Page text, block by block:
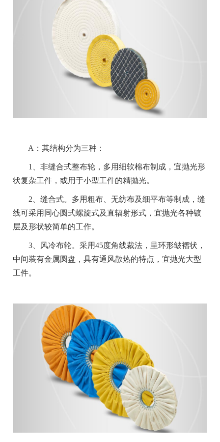
A：其结构分为三种：
1、非缝合式整布轮，多用细软棉布制成，宜抛光形
状复杂工件，或用于小型工件的精抛光。
2、缝合式。多用粗布、无纺布及细平布等制成，缝
线可采用同心圆式螺旋式及直辐射形式，宜抛光各种镀
层及形状较简单的工作。
3、风冷布轮。采用45度角线裁法，呈环形皱褶状，
中间装有金属圆盘，具有通风散热的特点，宜抛光大型
工件。